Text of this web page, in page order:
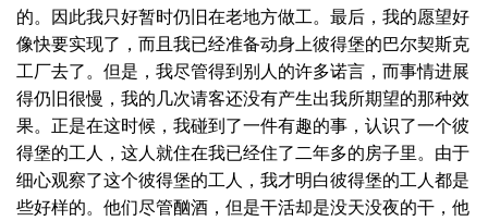
的。因此我只好暂时仍旧在老地方做工。最后，我的愿望好
像快要实现了，而且我已经准备动身上彼得堡的巴尔契斯克
工厂去了。但是，我尽管得到别人的许多诺言，而事情进展
得仍旧很慢，我的几次请客还没有产生出我所期望的那种效
果。正是在这时候，我碰到了一件有趣的事，认识了一个彼
得堡的工人，这人就住在我已经住了二年多的房子里。由于
细心观察了这个彼得堡的工人，我才明白彼得堡的工人都是
些好样的。他们尽管酗酒，但是干活却是没天没夜的干，他